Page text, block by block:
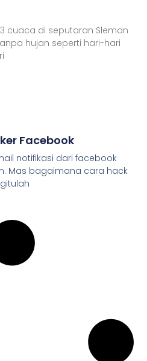
cuaca di seputaran Sleman
hujan seperti hari-hari
Facebook
notifikasi dari facebook
Mas bagaimana cara hack